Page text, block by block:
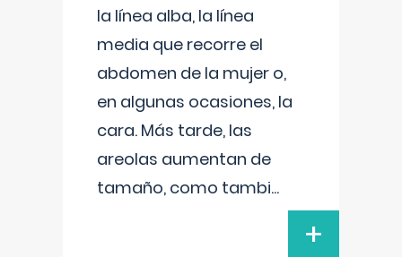
la línea alba, la línea
media que recorre el
abdomen de la mujer o,
en algunas ocasiones, la
cara. Más tarde, las
areolas aumentan de
tamaño, como tambi...
+